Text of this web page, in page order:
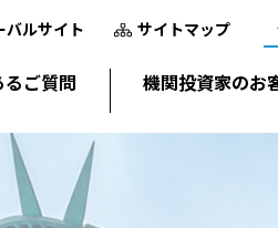
バルサイト サイトマップ
るご質問 機関投資家のお